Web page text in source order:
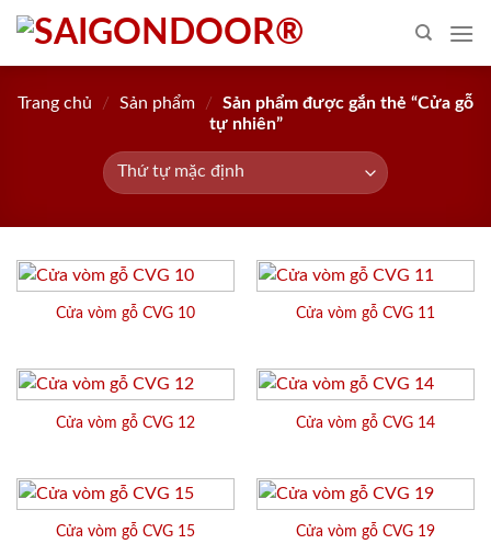
Skip
content
Trang chủ / Sản phẩm /
Sản phẩm được gắn thẻ “Cửa gỗ
tự nhiên”
Cửa vòm gỗ CVG 10 Cửa vòm gỗ CVG 11
Cửa vòm gỗ CVG 12 Cửa vòm gỗ CVG 14
Cửa vòm gỗ CVG 15 Cửa vòm gỗ CVG 19